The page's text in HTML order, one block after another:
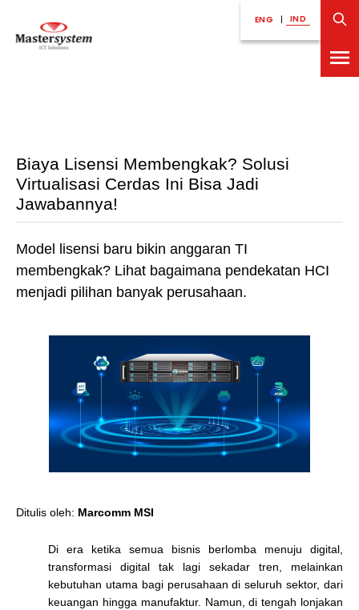
ENG | IND
Biaya Lisensi Membengkak? Solusi
Virtualisasi Cerdas Ini Bisa Jadi
Jawabannya!
Model lisensi baru bikin anggaran TI
membengkak? Lihat bagaimana pendekatan HCI
menjadi pilihan banyak perusahaan.
Ditulis oleh: Marcomm MSI
Di era ketika semua bisnis berlomba menuju digital,
transformasi digital tak lagi sekadar tren, melainkan
kebutuhan utama bagi perusahaan di seluruh sektor, dari
keuangan hingga manufaktur. Namun, di tengah lonjakan